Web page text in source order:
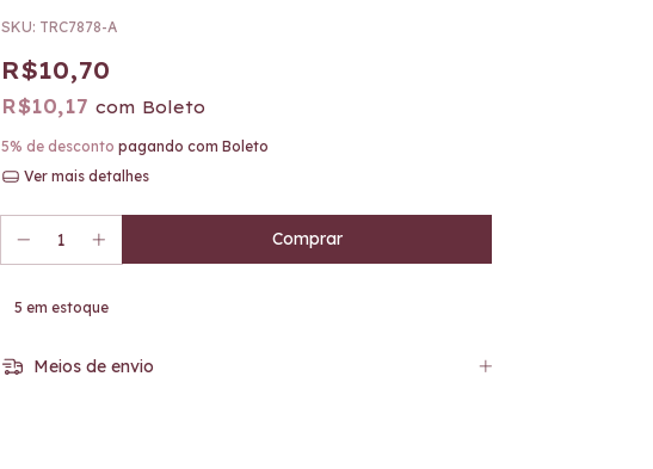
SKU: TRC7878-A
R$10,70
R$10,17 com Boleto
5% de desconto pagando com Boleto
Ver mais detalhes
5 em estoque
Meios de envio